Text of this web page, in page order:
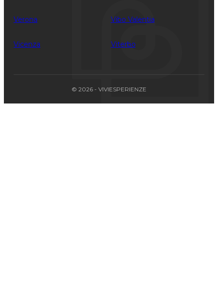
Verona Vibo Valentia
Vicenza Viterbo
© 2026 - VIVIESPERIENZE